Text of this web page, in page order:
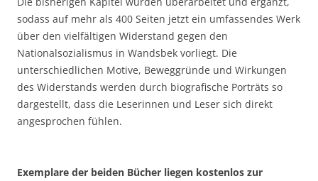
sodass auf mehr als 400 Seiten jetzt ein umfassendes Werk
über den vielfältigen Widerstand gegen den
Nationalsozialismus in Wandsbek vorliegt. Die
unterschiedlichen Motive, Beweggründe und Wirkungen
des Widerstands werden durch biografische Porträts so
dargestellt, dass die Leserinnen und Leser sich direkt
angesprochen fühlen.
Exemplare der beiden Bücher liegen kostenlos zur